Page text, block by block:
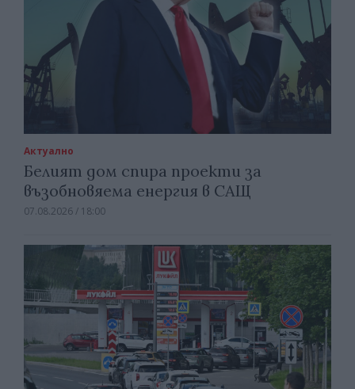
Актуално
Белият дом спира проекти за
възобновяема енергия в САЩ
07.08.2026 / 18:00